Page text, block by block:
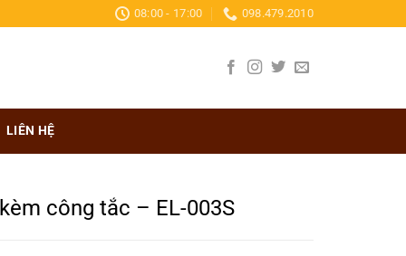
08:00 - 17:00 098.479.2010
LIÊN HỆ
công tắc – EL-003S